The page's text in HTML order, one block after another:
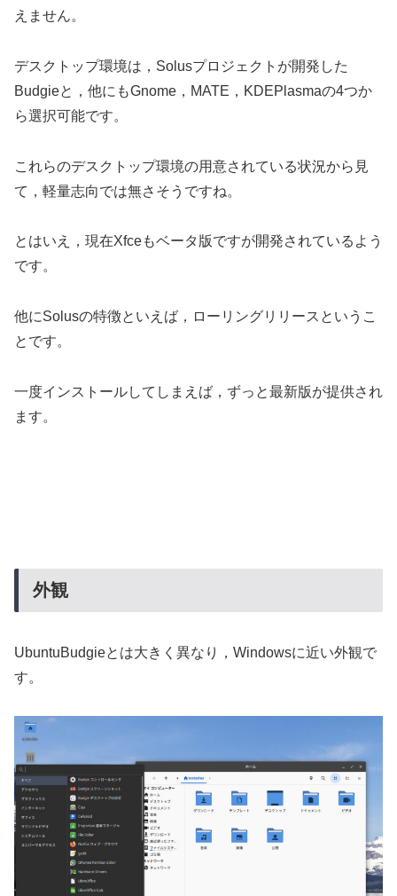
えません。
デスクトップ環境は，Solusプロジェクトが開発した
Budgieと，他にもGnome，MATE，KDEPlasmaの4つか
ら選択可能です。
これらのデスクトップ環境の用意されている状況から見
て，軽量志向では無さそうですね。
とはいえ，現在Xfceもベータ版ですが開発されているよう
です。
他にSolusの特徴といえば，ローリングリリースというこ
とです。
一度インストールしてしまえば，ずっと最新版が提供され
ます。
外観
UbuntuBudgieとは大きく異なり，Windowsに近い外観で
す。